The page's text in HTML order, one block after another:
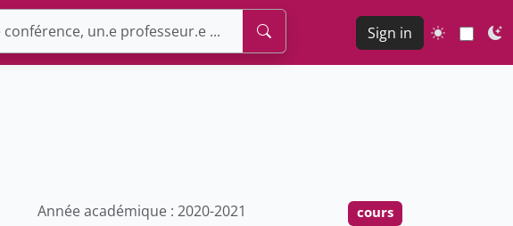
Sign in
Année académique : 2020-2021
cours